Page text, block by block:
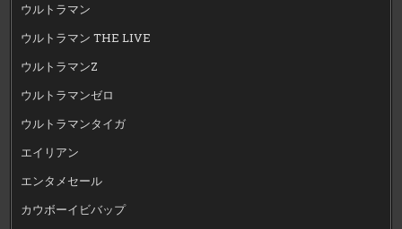
ウルトラマン
ウルトラマン THE LIVE
ウルトラマンZ
ウルトラマンゼロ
ウルトラマンタイガ
エイリアン
エンタメセール
カウボーイビバップ